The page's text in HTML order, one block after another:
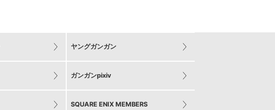
ヤングガンガン
ガンガンpixiv
SQUARE ENIX MEMBERS